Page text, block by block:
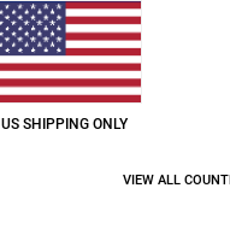
Confort
4.7
De jolies baskets
US SHIPPING ONLY
VIEW ALL